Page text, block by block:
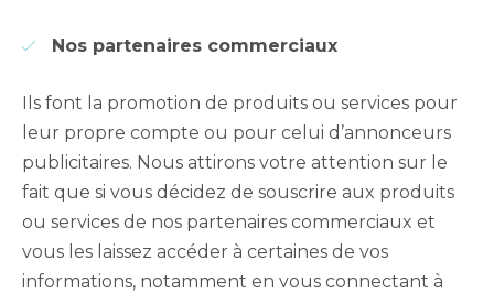
Nos partenaires commerciaux
Ils font la promotion de produits ou services pour
leur propre compte ou pour celui d’annonceurs
publicitaires. Nous attirons votre attention sur le
fait que si vous décidez de souscrire aux produits
ou services de nos partenaires commerciaux et
vous les laissez accéder à certaines de vos
informations, notamment en vous connectant à